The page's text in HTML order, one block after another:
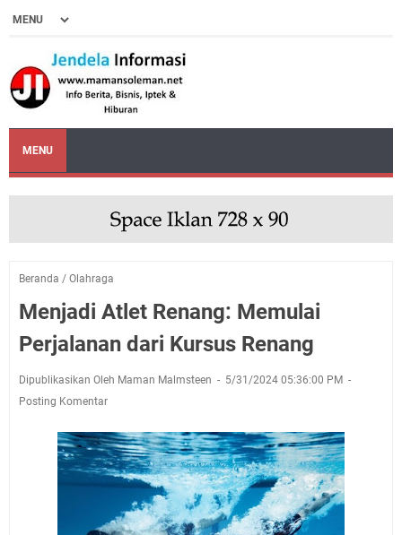
MENU
Beranda / Olahraga
Menjadi Atlet Renang: Memulai
Perjalanan dari Kursus Renang
Dipublikasikan Oleh Maman Malmsteen
5/31/2024 05:36:00 PM
Posting Komentar